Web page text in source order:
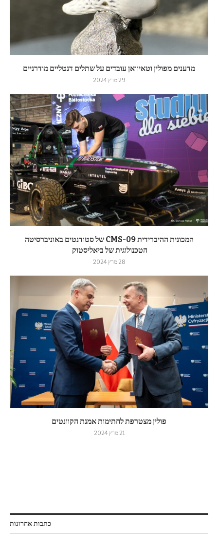
מדענים מפולין וטאיוואן עובדים על שתלים דנטליים מודרניים
29 מרץ 2024
המכונית ההיברידית CMS-09 של סטודנטים באוניברסיטה
הטכנולוגית של ביאליסטוק
28 מרץ 2024
פולין מצטרפת לחתימות אמנת הקוונטים
21 מרץ 2024
כתבות אחרונות